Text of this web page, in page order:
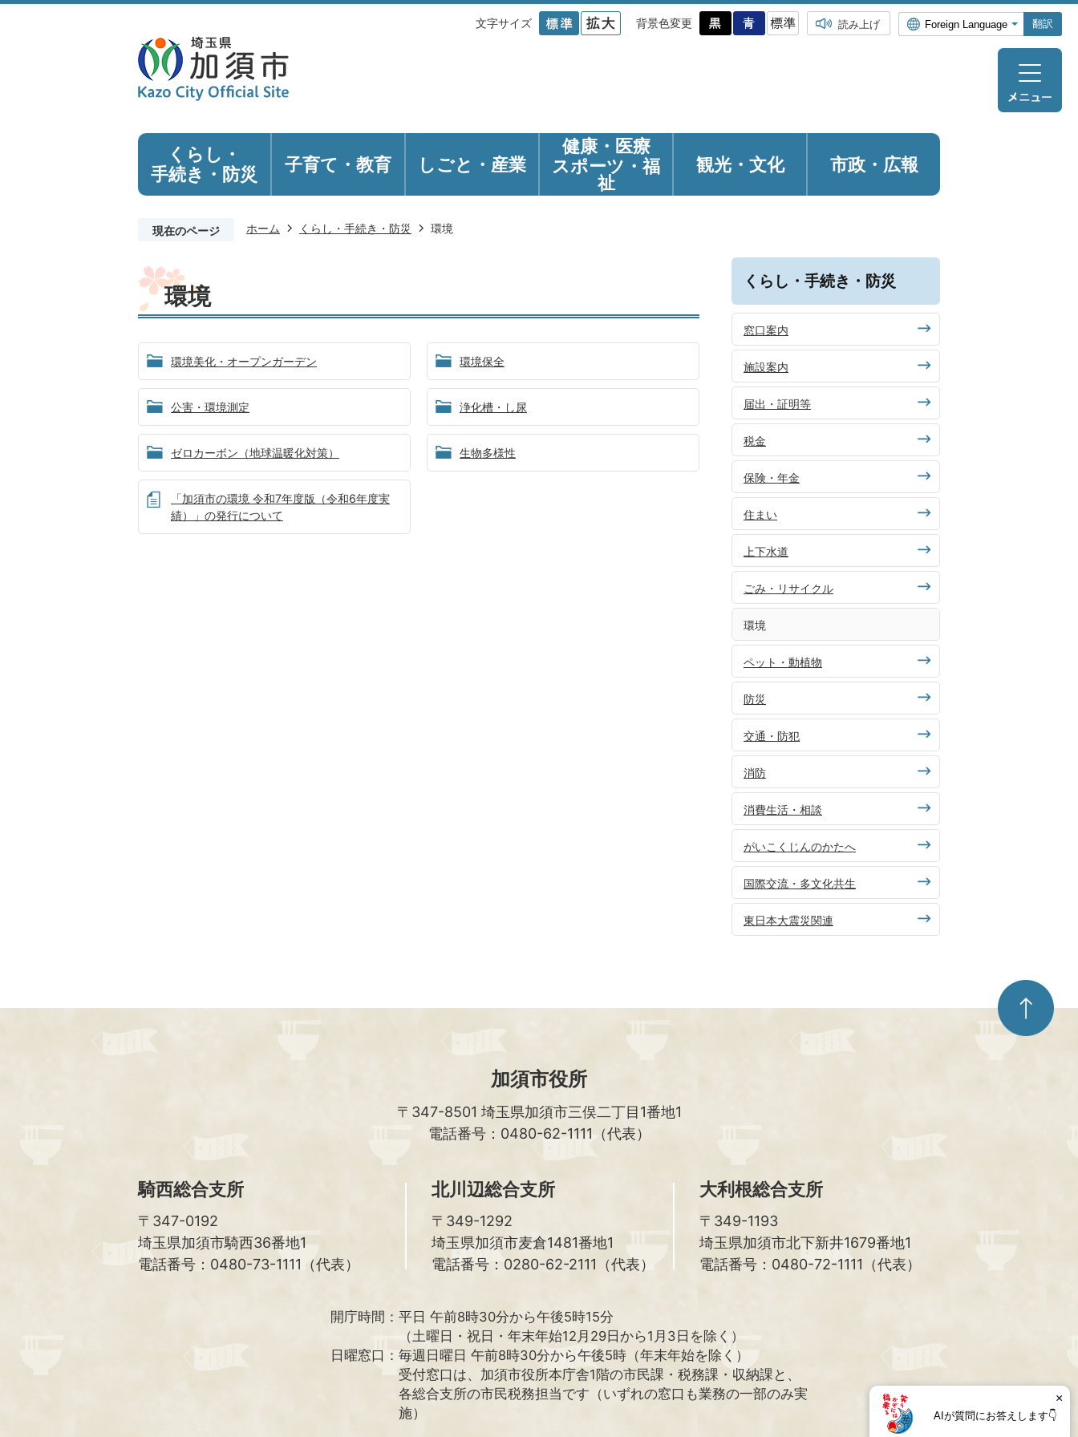
文字サイズ 背景色変更 読み上げ 翻訳
くらし・
手続き ・防災 子育て・教育 しごと・産業
健康・医療
スポーツ・福
祉
観光・ 文化 市政・広報
現在のページ ホーム くらし・手続き・防災 環境
環境
環境美化・オープンガーデン 環境保全
公害・環境測定 浄化槽・し尿
ゼロカーボン（地球温暖化対策） 生物多様性
「加須市の環境 令和7年度版（令和6年度実
績）」の発行について
くらし・手続き・防災
窓口案内
施設案内
届出・証明等
税金
保険・年金
住まい
上下水道
ごみ・リサイクル
環境
ペット・動植物
防災
交通・防犯
消防
消費生活・相談
がいこくじんのかたへ
国際交流・多文化共生
東日本大震災関連
ペ
ー
ジ
加須市役所
〒347-8501 埼玉県加須市三俣二丁目1番地1
電話番号：0480-62-1111（代表）
騎西総合支所
〒347-0192
埼玉県加須市騎西36番地1
電話番号：0480-73-1111（代表）
北川辺総合支所
〒349-1292
埼玉県加須市麦倉1481番地1
電話番号：0280-62-2111（代表）
大利根総合支所
〒349-1193
埼玉県加須市北下新井1679番地1
電話番号：0480-72-1111（代表）
開庁時間： 平日 午前8時30分から午後5時15分
（土曜日・祝日・年末年始12月29日から1月3日を除く）
日曜窓口： 毎週日曜日 午前8時30分から午後5時（年末年始を除く）
受付窓口は、加須市役所本庁舎1階の市民課・税務課・収納課と、
各総合支所の市民税務担当です（いずれの窓口も業務の一部のみ実
施）
AIが質問にお答えします👇
×